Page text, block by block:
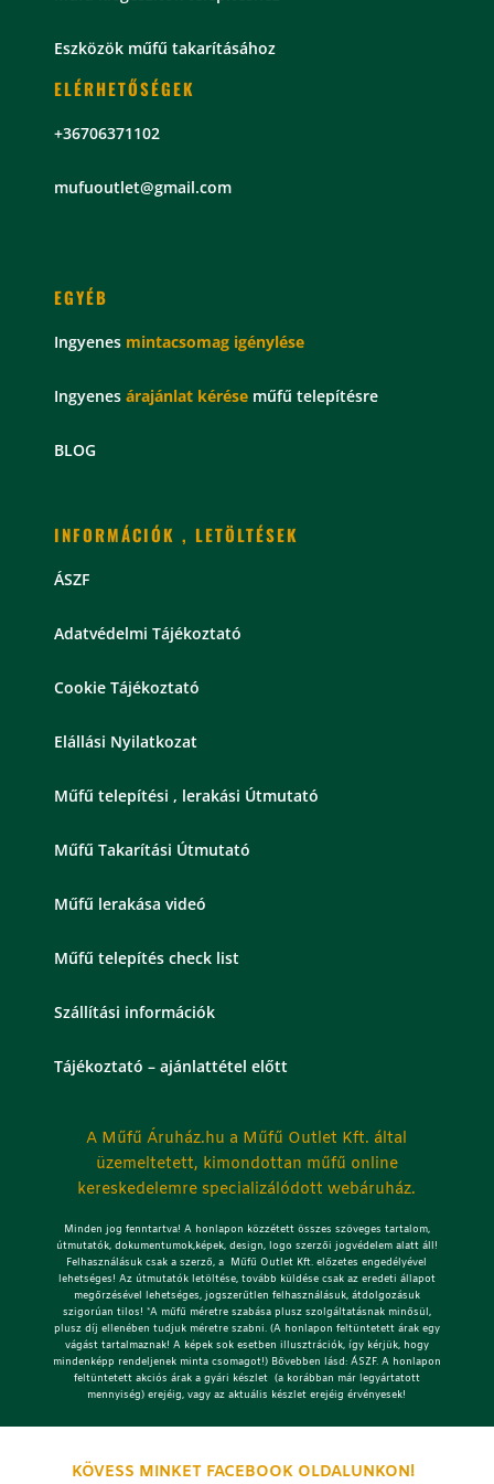
Eszközök műfű takarításához
ELÉRHETŐSÉGEK
+36706371102
mufuoutlet@gmail.com
EGYÉB
Ingyenes mintacsomag igénylése
Ingyenes árajánlat kérése műfű telepítésre
BLOG
INFORMÁCIÓK , LETÖLTÉSEK
ÁSZF
Adatvédelmi Tájékoztató
Cookie Tájékoztató
Elállási Nyilatkozat
Műfű telepítési , lerakási Útmutató
Műfű Takarítási Útmutató
Műfű lerakása videó
Műfű telepítés check list
Szállítási információk
Tájékoztató – ajánlattétel előtt
A Műfű Áruház.hu a Műfű Outlet Kft. által
üzemeltetett, kimondottan műfű online
kereskedelemre specializálódott webáruház.
Minden jog fenntartva! A honlapon közzétett összes szöveges tartalom,
útmutatók, dokumentumok,képek, design, logo szerzői jogvédelem alatt áll!
Felhasználásuk csak a szerző, a Műfű Outlet Kft. előzetes engedélyével
lehetséges! Az útmutatók letöltése, tovább küldése csak az eredeti állapot
megőrzésével lehetséges, jogszerűtlen felhasználásuk, átdolgozásuk
szigorúan tilos! *A műfű méretre szabása plusz szolgáltatásnak minősül,
plusz díj ellenében tudjuk méretre szabni. (A honlapon feltüntetett árak egy
vágást tartalmaznak! A képek sok esetben illusztrációk, így kérjük, hogy
mindenképp rendeljenek minta csomagot!) Bővebben lásd: ÁSZF. A honlapon
feltüntetett akciós árak a gyári készlet (a korábban már legyártatott
mennyiség) erejéig, vagy az aktuális készlet erejéig érvényesek!
KÖVESS MINKET FACEBOOK OLDALUNKON!